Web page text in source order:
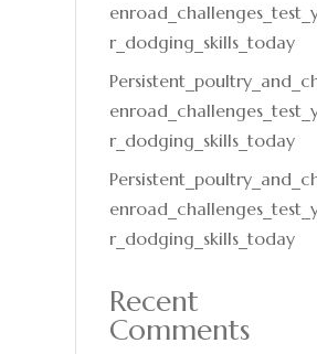
r_dodging_skills_today
r_dodging_skills_today
r_dodging_skills_today
Recent
Comments